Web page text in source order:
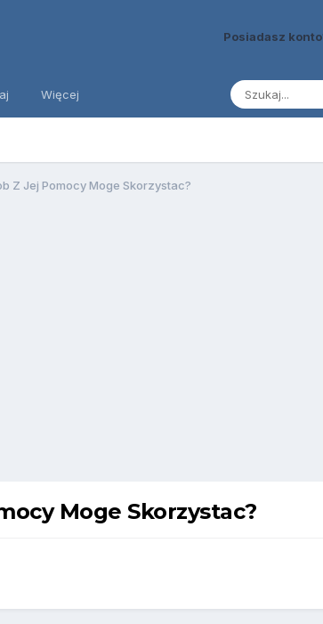
Posiadasz
Więcej
Z Jej Pomocy Moge Skorzystac?
Moge Skorzystac?